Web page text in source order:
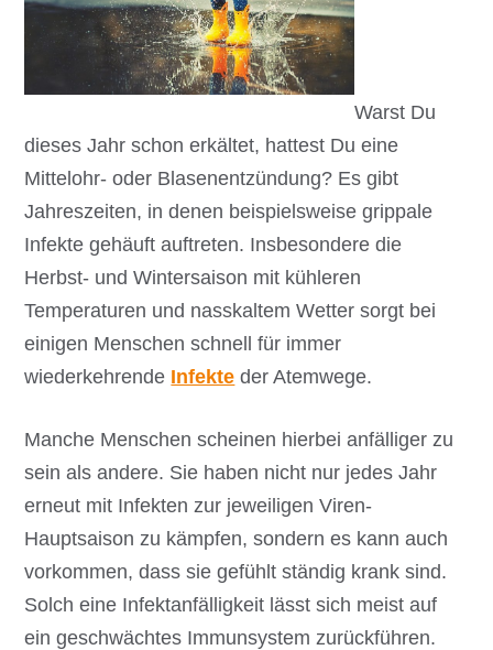
Warst Du
dieses Jahr schon erkältet, hattest Du eine
Mittelohr- oder Blasenentzündung? Es gibt
Jahreszeiten, in denen beispielsweise grippale
Infekte gehäuft auftreten. Insbesondere die
Herbst- und Wintersaison mit kühleren
Temperaturen und nasskaltem Wetter sorgt bei
einigen Menschen schnell für immer
wiederkehrende Infekte der Atemwege.
Manche Menschen scheinen hierbei anfälliger zu
sein als andere. Sie haben nicht nur jedes Jahr
erneut mit Infekten zur jeweiligen Viren-
Hauptsaison zu kämpfen, sondern es kann auch
vorkommen, dass sie gefühlt ständig krank sind.
Solch eine Infektanfälligkeit lässt sich meist auf
ein geschwächtes Immunsystem zurückführen.